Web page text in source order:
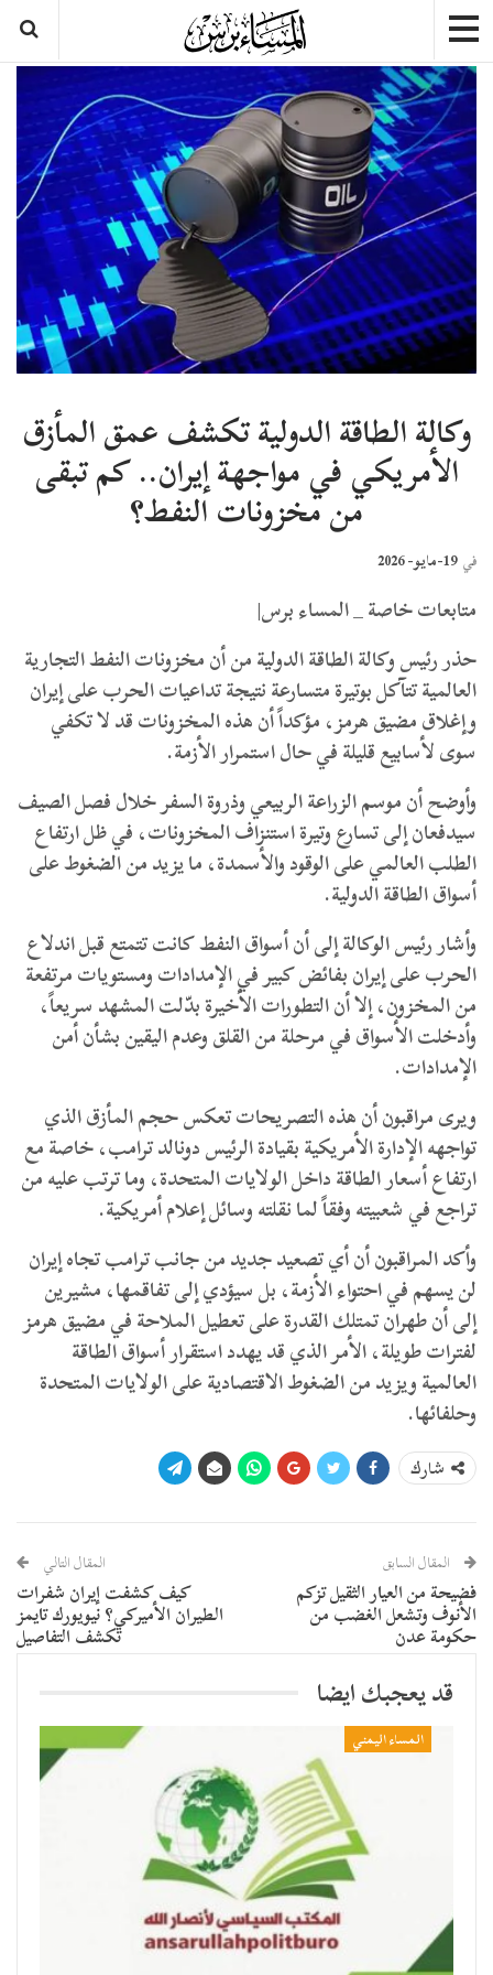
وكالة الطاقة الدولية تكشف عمق المأزق
الأمريكي في مواجهة إيران.. كم تبقى
من مخزونات النفط؟
في 19-مايو- 2026
متابعات خاصة _ المساء برس|
حذر رئيس وكالة الطاقة الدولية من أن مخزونات النفط التجارية
العالمية تتآكل بوتيرة متسارعة نتيجة تداعيات الحرب على إيران
وإغلاق مضيق هرمز، مؤكداً أن هذه المخزونات قد لا تكفي
سوى لأسابيع قليلة في حال استمرار الأزمة.
وأوضح أن موسم الزراعة الربيعي وذروة السفر خلال فصل الصيف
سيدفعان إلى تسارع وتيرة استنزاف المخزونات، في ظل ارتفاع
الطلب العالمي على الوقود والأسمدة، ما يزيد من الضغوط على
أسواق الطاقة الدولية.
وأشار رئيس الوكالة إلى أن أسواق النفط كانت تتمتع قبل اندلاع
الحرب على إيران بفائض كبير في الإمدادات ومستويات مرتفعة
من المخزون، إلا أن التطورات الأخيرة بدّلت المشهد سريعاً،
وأدخلت الأسواق في مرحلة من القلق وعدم اليقين بشأن أمن
الإمدادات.
ويرى مراقبون أن هذه التصريحات تعكس حجم المأزق الذي
تواجهه الإدارة الأمريكية بقيادة الرئيس دونالد ترامب، خاصة مع
ارتفاع أسعار الطاقة داخل الولايات المتحدة، وما ترتب عليه من
تراجع في شعبيته وفقاً لما نقلته وسائل إعلام أمريكية.
وأكد المراقبون أن أي تصعيد جديد من جانب ترامب تجاه إيران
لن يسهم في احتواء الأزمة، بل سيؤدي إلى تفاقمها، مشيرين
إلى أن طهران تمتلك القدرة على تعطيل الملاحة في مضيق هرمز
لفترات طويلة، الأمر الذي قد يهدد استقرار أسواق الطاقة
العالمية ويزيد من الضغوط الاقتصادية على الولايات المتحدة
وحلفائها.
شارك
المقال السابق
فضيحة من العيار الثقيل تزكم
الأنوف وتشعل الغضب من
حكومة عدن
المقال التالي
كيف كشفت إيران شفرات
الطيران الأميركي؟ نيويورك تايمز
تكشف التفاصيل
قد يعجبك ايضا
المساء اليمني